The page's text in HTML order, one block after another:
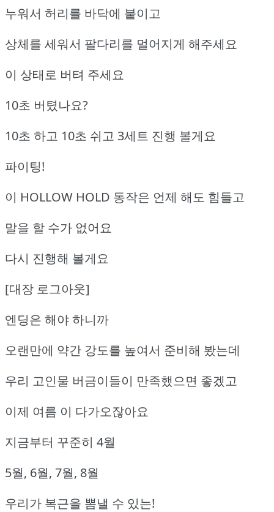
누워서 허리를 바닥에 붙이고
상체를 세워서 팔다리를 멀어지게 해주세요
이 상태로 버텨 주세요
10초 버텼나요?
10초 하고 10초 쉬고 3세트 진행 볼게요
파이팅!
이 HOLLOW HOLD 동작은 언제 해도 힘들고
말을 할 수가 없어요
다시 진행해 볼게요
[대장 로그아웃]
엔딩은 해야 하니까
오랜만에 약간 강도를 높여서 준비해 봤는데
우리 고인물 버금이들이 만족했으면 좋겠고
이제 여름 이 다가오잖아요
지금부터 꾸준히 4월
5월, 6월, 7월, 8월
우리가 복근을 뽐낼 수 있는!